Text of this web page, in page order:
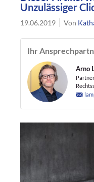
Unzulässiger
19.06.2019 Von
Ihr
Arno